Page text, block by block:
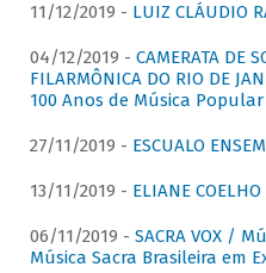
11/12/2019 - LUIZ CLÁUDIO
04/12/2019 - CAMERATA DE
FILARMÔNICA DO RIO DE
100 Anos de Música
27/11/2019 - ESCUALO
13/11/2019 - ELIANE
06/11/2019 - SACRA VOX /
Música Sacra Brasileira em